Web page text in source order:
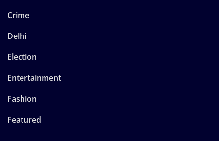
Crime
Delhi
Election
Entertainment
Fashion
Featured